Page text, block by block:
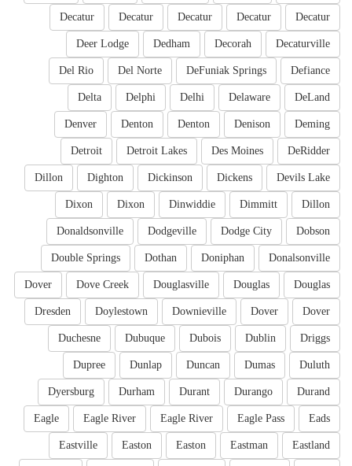
Decatur
Decatur
Decatur
Decatur
Decatur
Decaturville
Decorah
Dedham
Deer Lodge
Defiance
DeFuniak Springs
Del Norte
Del Rio
DeLand
Delaware
Delhi
Delphi
Delta
Deming
Denison
Denton
Denton
Denver
DeRidder
Des Moines
Detroit Lakes
Detroit
Devils Lake
Dickens
Dickinson
Dighton
Dillon
Dillon
Dimmitt
Dinwiddie
Dixon
Dixon
Dobson
Dodge City
Dodgeville
Donaldsonville
Donalsonville
Doniphan
Dothan
Double Springs
Douglas
Douglas
Douglasville
Dove Creek
Dover
Dover
Dover
Downieville
Doylestown
Dresden
Driggs
Dublin
Dubois
Dubuque
Duchesne
Duluth
Dumas
Duncan
Dunlap
Dupree
Durand
Durango
Durant
Durham
Dyersburg
Eads
Eagle Pass
Eagle River
Eagle River
Eagle
Eastland
Eastman
Easton
Easton
Eastville